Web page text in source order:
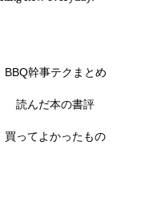
BBQ幹事テクまとめ
読んだ本の書評
買ってよかったもの